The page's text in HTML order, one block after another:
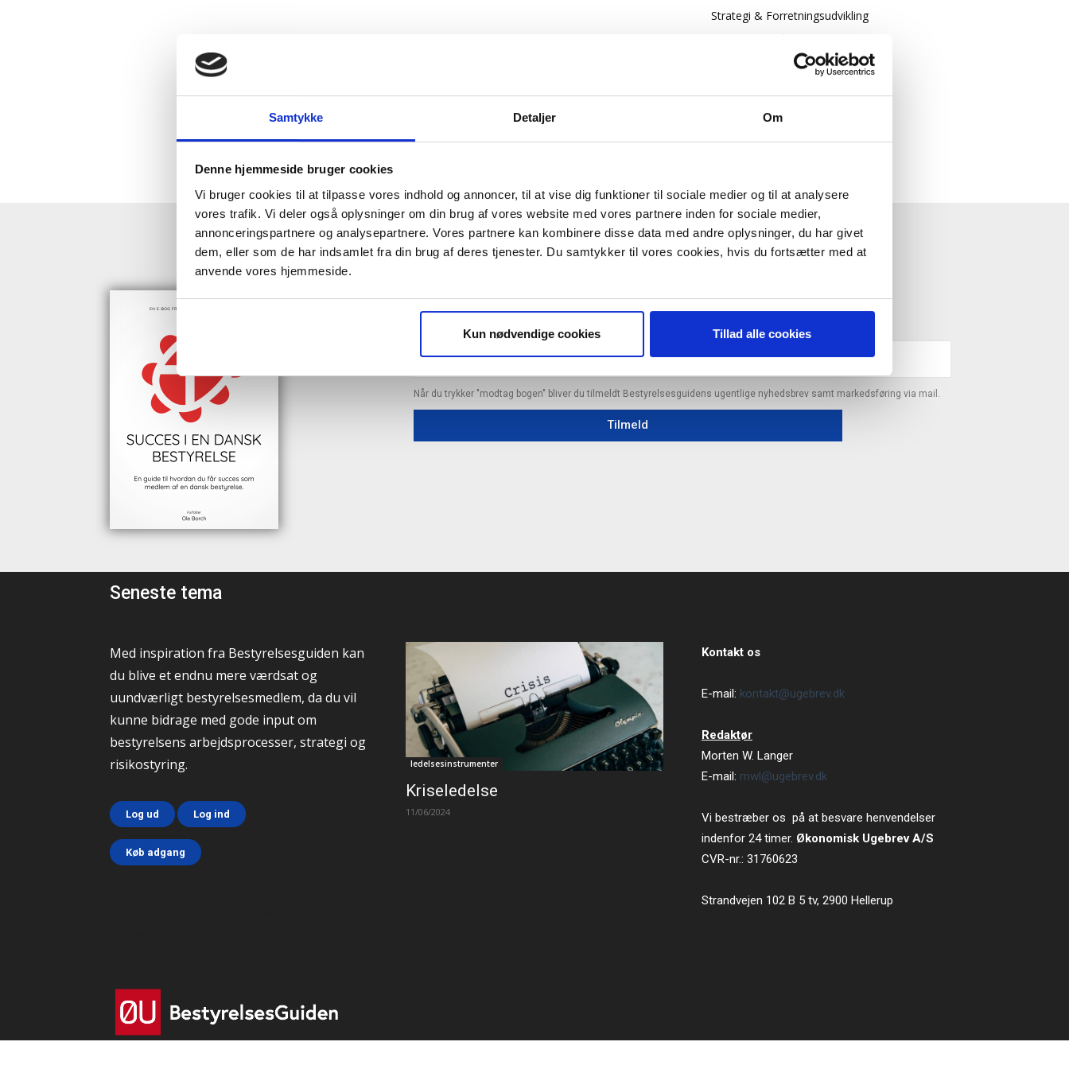
Samtykke Detaljer Om
Denne hjemmeside bruger cookies
Vi bruger cookies til at tilpasse vores indhold og annoncer, til at vise dig funktioner til sociale medier og til at analysere
vores trafik. Vi deler også oplysninger om din brug af vores website med vores partnere inden for sociale medier,
annonceringspartnere og analysepartnere. Vores partnere kan kombinere disse data med andre oplysninger, du har givet
dem, eller som de har indsamlet fra din brug af deres tjenester. Du samtykker til vores cookies, hvis du fortsætter med at
anvende vores hjemmeside.
Kun nødvendige cookies Tillad alle cookies
Strategi & Forretningsudvikling
HENT GRATIS E-BOG "SUCCES I EN DANSK BESTYRELSE"
Når du trykker "modtag bogen" bliver du tilmeldt Bestyrelsesguidens ugentlige nyhedsbrev samt markedsføring via mail.
Tilmeld
Seneste tema
Med inspiration fra Bestyrelsesguiden kan
du blive et endnu mere værdsat og
uundværligt bestyrelsesmedlem, da du vil
kunne bidrage med gode input om
bestyrelsens arbejdsprocesser, strategi og
risikostyring.
Log ud Log ind
Køb adgang
ledelsesinstrumenter
Kriseledelse
11/06/2024
Kontakt os
E-mail: kontakt@ugebrev.dk
Redaktør
Morten W. Langer
E-mail: mwl@ugebrev.dk
Vi bestræber os på at besvare henvendelser
indenfor 24 timer. Økonomisk Ugebrev A/S
CVR-nr.: 31760623
Strandvejen 102 B 5 tv, 2900 Hellerup